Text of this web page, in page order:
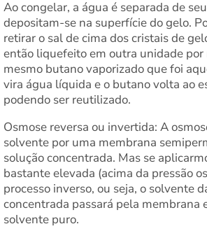
Ao congelar, a água é separada de
depositam-se na superfície do gelo.
retirar o sal de cima dos cristais de
então liquefeito em outra unidade por
mesmo butano vaporizado que foi
vira água líquida e o butano volta ao
podendo ser reutilizado.
Osmose reversa ou invertida: A
solvente por uma membrana
solução concentrada. Mas se
bastante elevada (acima da pressão
processo inverso, ou seja, o solvente
concentrada passará pela membrana
solvente puro.